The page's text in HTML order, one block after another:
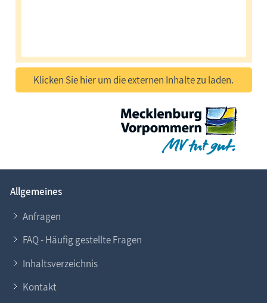
Klicken Sie hier um die externen Inhalte zu laden.
Allgemeines
Anfragen
FAQ - Häufig gestellte Fragen
Inhaltsverzeichnis
Kontakt